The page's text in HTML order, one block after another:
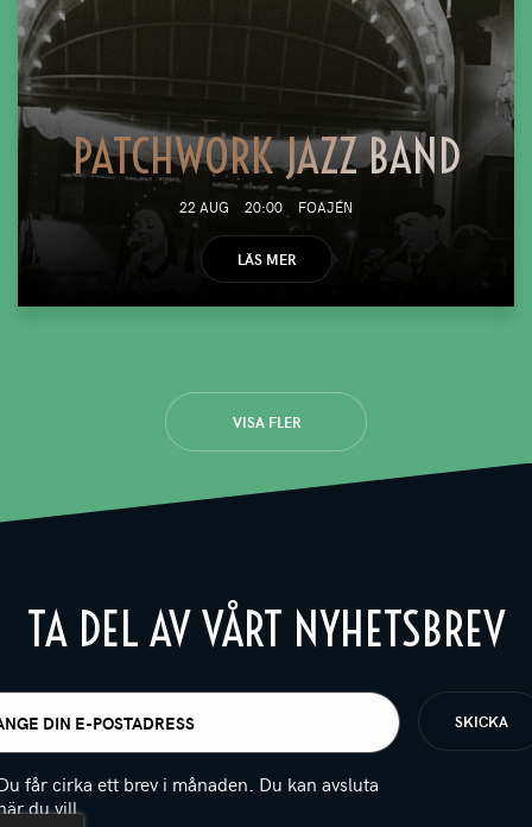
PATCHWORK JAZZ BAND
22 AUG 20:00 FOAJÉN
LÄS MER
VISA FLER
TA DEL AV VÅRT NYHETSBREV
får cirka ett brev i månaden. Du kan avsluta
du vill.